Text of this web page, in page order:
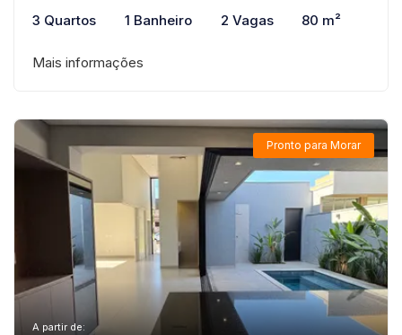
3 Quartos 1 Banheiro 2 Vagas 80 m²
Mais informações
Pronto para Morar
A partir de: